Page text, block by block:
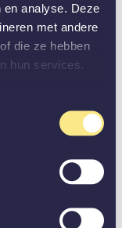
analyse. Deze
met andere
die ze hebben
hun services.